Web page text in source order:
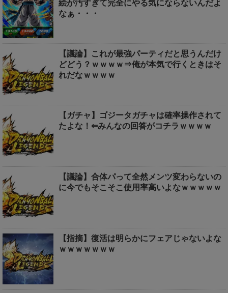
絵が汚すぎて完全にやる気にならないんだよ
なぁ・・・
【議論】これが最強パーティだと思うんだけ
どどう？ｗｗｗｗ⇒俺が本気で行くときはそ
れだなｗｗｗｗ
【ガチャ】ゴジータガチャは確率操作されて
たよな！⇐みんなの回答がコチラｗｗｗｗ
【議論】合体パって全然メンツ変わらないの
に今でもそこそこ使用率高いよなｗｗｗｗｗ
【指摘】復活は明らかにフェアじゃないよな
ｗｗｗｗｗｗｗ